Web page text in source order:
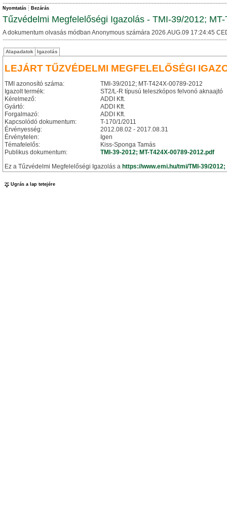
Nyomtatás Bezárás
Tűzvédelmi Megfelelőségi Igazolás - TMI-39/2012;
A dokumentum olvasás módban Anonymous számára 2026.AUG.09 17:24:45
Alapadatok Igazolás
LEJÁRT TŰZVÉDELMI MEGFELELŐSÉGI
TMI azonosító száma:
TMI-39/2012; MT-T424X-00789-2012
Igazolt termék:
ST2/L-R típusú teleszkópos felvonó aknaajtó
Kérelmező:
ADDI Kft.
Gyártó:
ADDI Kft.
Forgalmazó:
ADDI Kft.
Kapcsolódó dokumentum:
T-170/1/2011
Érvényesség:
2012.08.02 - 2017.08.31
Érvénytelen:
Igen
Témafelelős:
Kiss-Sponga Tamás
Publikus dokumentum:
TMI-39-2012; MT-T424X-00789-2012.pdf
Ez a Tűzvédelmi Megfelelőségi Igazolás a https://www.emi.hu/tmi/TMI-39/
Ugrás a lap tetejére